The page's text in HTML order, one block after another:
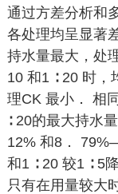
通过方差分析和
各处理均呈显著
持水量最大，处
10 和1 ∶ 20 时
理CK 最小． 相
∶ 20的最大持水
12% 和8．
和1 ∶ 20 较1 ∶ 5
只有在用量较大